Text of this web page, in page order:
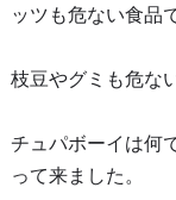
ッツも危ない食品
枝豆やグミも危な
チュパボーイは何
って来ました。